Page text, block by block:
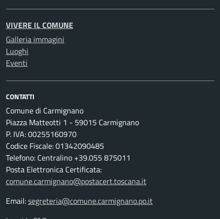
VIVERE IL COMUNE
Galleria immagini
Luoghi
Eventi
CONTATTI
Comune di Carmignano
Piazza Matteotti 1 - 59015 Carmignano
P. IVA: 00255160970
Codice Fiscale: 01342090485
Telefono: Centralino +39.055 875011
Posta Elettronica Certificata:
comune.carmignano@postacert.toscana.it
Email:segreteria@comune.carmignano.po.it